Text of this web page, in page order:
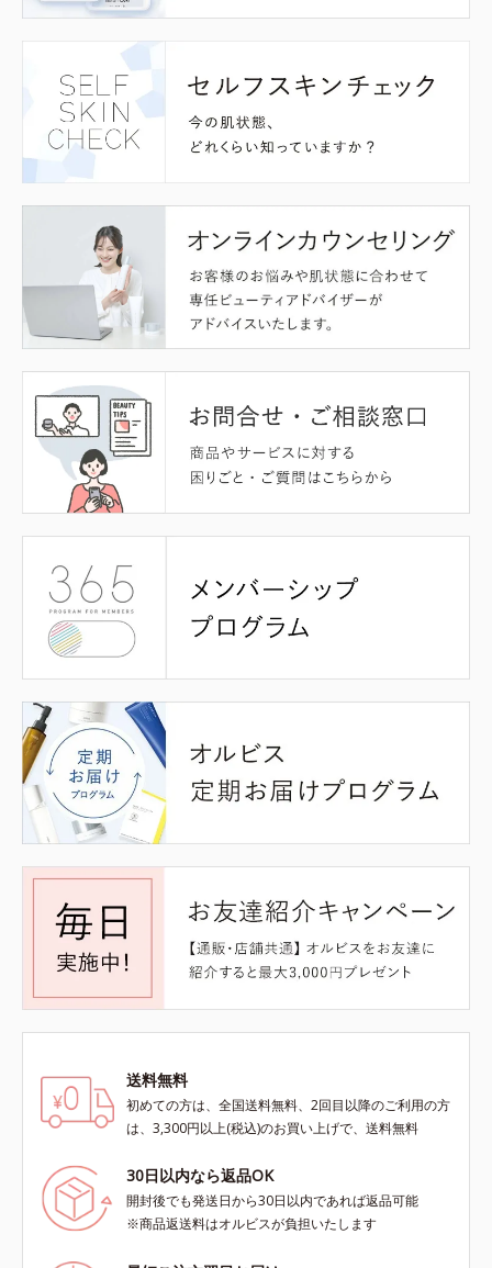
送料無料
初めての方は、全国送料無料、2回目以降のご利用の方
は、3,300円以上(税込)のお買い上げで、送料無料
30日以内なら返品OK
開封後でも発送日から30日以内であれば返品可能
※商品返送料はオルビスが負担いたします